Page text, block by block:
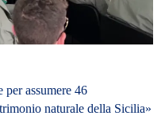
assumere 46
naturale della Sicilia»